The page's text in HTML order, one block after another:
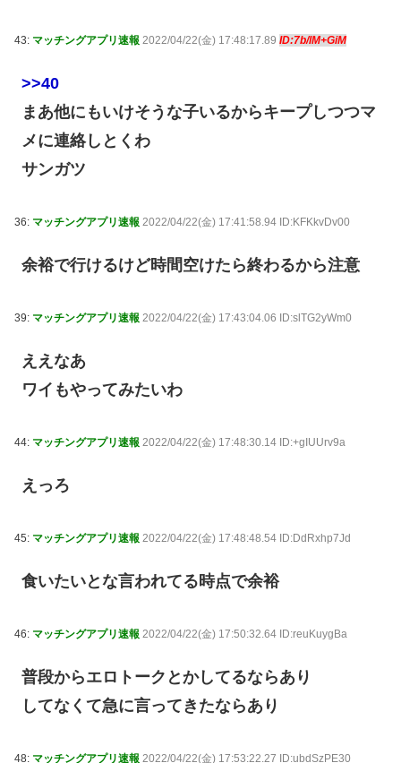
43: マッチングアプリ速報 2022/04/22(金) 17:48:17.89 ID:7b/lM+GiM
>>40
まあ他にもいけそうな子いるからキープしつつマ
メに連絡しとくわ
サンガツ
36: マッチングアプリ速報 2022/04/22(金) 17:41:58.94 ID:KFKkvDv00
余裕で行けるけど時間空けたら終わるから注意
39: マッチングアプリ速報 2022/04/22(金) 17:43:04.06 ID:slTG2yWm0
ええなあ
ワイもやってみたいわ
44: マッチングアプリ速報 2022/04/22(金) 17:48:30.14 ID:+gIUUrv9a
えっろ
45: マッチングアプリ速報 2022/04/22(金) 17:48:48.54 ID:DdRxhp7Jd
食いたいとな言われてる時点で余裕
46: マッチングアプリ速報 2022/04/22(金) 17:50:32.64 ID:reuKuygBa
普段からエロトークとかしてるならあり
してなくて急に言ってきたならあり
48: マッチングアプリ速報 2022/04/22(金) 17:53:22.27 ID:ubdSzPE30